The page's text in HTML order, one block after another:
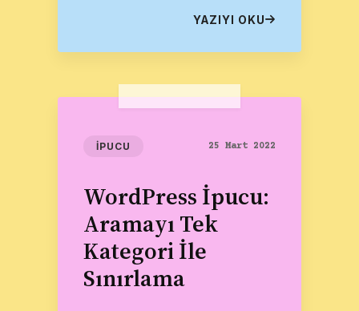
YAZIYI OKU
İPUCU 25 Mart 2022
WordPress İpucu:
Aramayı Tek
Kategori İle
Sınırlama